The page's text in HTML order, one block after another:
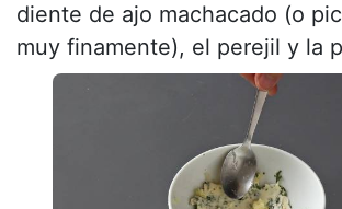
diente de ajo machacado (o
muy finamente), el perejil y la